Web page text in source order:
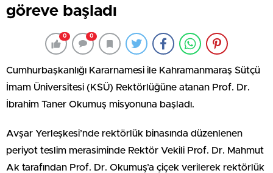
göreve başladı
0 0
Cumhurbaşkanlığı Kararnamesi ile Kahramanmaraş Sütçü
İmam Üniversitesi (KSÜ) Rektörlüğüne atanan Prof. Dr.
İbrahim Taner Okumuş misyonuna başladı.
Avşar Yerleşkesi’nde rektörlük binasında düzenlenen
periyot teslim merasiminde Rektör Vekili Prof. Dr. Mahmut
Ak tarafından Prof. Dr. Okumuş’a çiçek verilerek rektörlük